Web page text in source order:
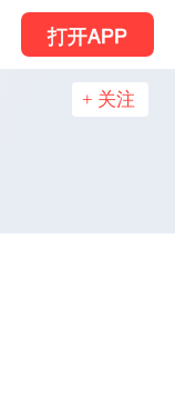
打开APP
+ 关注